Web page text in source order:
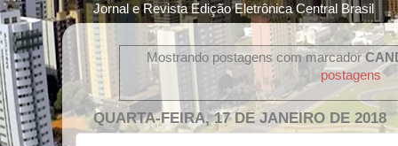
Jornal e Revista Edição Eletrônica Central Brasil
Mostrando postagens com marcador
postagens
QUARTA-FEIRA, 17 DE JANEIRO DE 2018